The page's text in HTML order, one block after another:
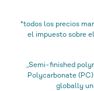
*todos los precios
el impuesto sobre
„Semi-finished
Polycarbonate
globally